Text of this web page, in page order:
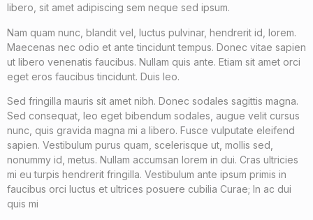
libero, sit amet adipiscing sem neque sed ipsum.
Nam quam nunc, blandit vel, luctus pulvinar, hendrerit id, lorem.
Maecenas nec odio et ante tincidunt tempus. Donec vitae sapien
ut libero venenatis faucibus. Nullam quis ante. Etiam sit amet orci
eget eros faucibus tincidunt. Duis leo.
Sed fringilla mauris sit amet nibh. Donec sodales sagittis magna.
Sed consequat, leo eget bibendum sodales, augue velit cursus
nunc, quis gravida magna mi a libero. Fusce vulputate eleifend
sapien. Vestibulum purus quam, scelerisque ut, mollis sed,
nonummy id, metus. Nullam accumsan lorem in dui. Cras ultricies
mi eu turpis hendrerit fringilla. Vestibulum ante ipsum primis in
faucibus orci luctus et ultrices posuere cubilia Curae; In ac dui
quis mi